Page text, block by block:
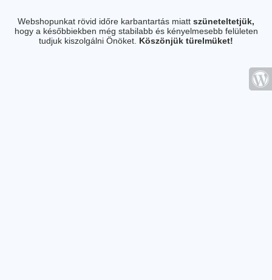
Webshopunkat rövid időre karbantartás miatt szüneteltetjük,
hogy a későbbiekben még stabilabb és kényelmesebb felületen
tudjuk kiszolgálni Önöket. Köszönjük türelmüket!